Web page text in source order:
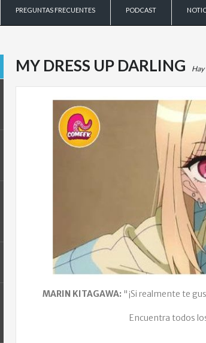
PREGUNTAS FRECUENTES PODCAST
MY DRESS UP DARLING
MARIN KITAGAWA: "¡Si realmente te
Encuentra todos